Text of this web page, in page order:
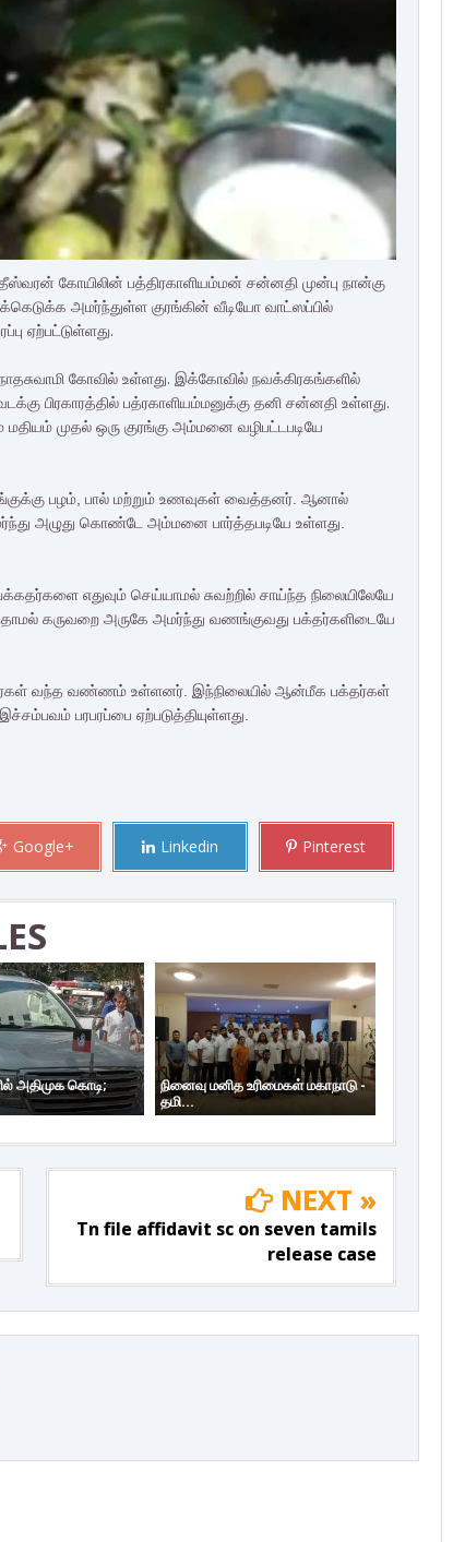
கோயிலின் பத்திரகாளியம்மன் சன்னதி முன்பு நான்கு
அமர்ந்துள்ள குரங்கின் வீடியோ வாட்ஸப்பில்
ஏற்பட்டுள்ளது.
கோவில் உள்ளது. இக்கோவில் நவக்கிரகங்களில்
பிரகாரத்தில் பத்ரகாளியம்மனுக்கு தனி சன்னதி உள்ளது.
முதல் ஒரு குரங்கு அம்மனை வழிபட்டபடியே
பழம், பால் மற்றும் உணவுகள் வைத்தனர். ஆனால்
அழுது கொண்டே அம்மனை பார்த்தபடியே உள்ளது.
எதுவும் செய்யாமல் சுவற்றில் சாய்ந்த நிலையிலேயே
கருவறை அருகே அமர்ந்து வணங்குவது பக்தர்களிடையே
வந்த வண்ணம் உள்ளனர். இந்நிலையில் ஆன்மீக பக்தர்கள்
பரபரப்பை ஏற்படுத்தியுள்ளது.
Google+ Linkedin Pinterest
அதிமுக கொடி;
நினைவு மனித உரிமைகள் மகாநாடு -
தமி...
NEXT »
Tn file affidavit sc on seven tamils
release case